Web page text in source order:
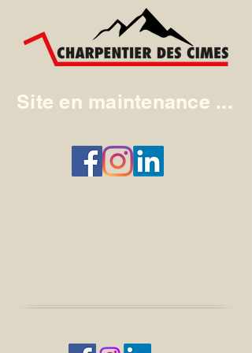
Site en maintenance ...